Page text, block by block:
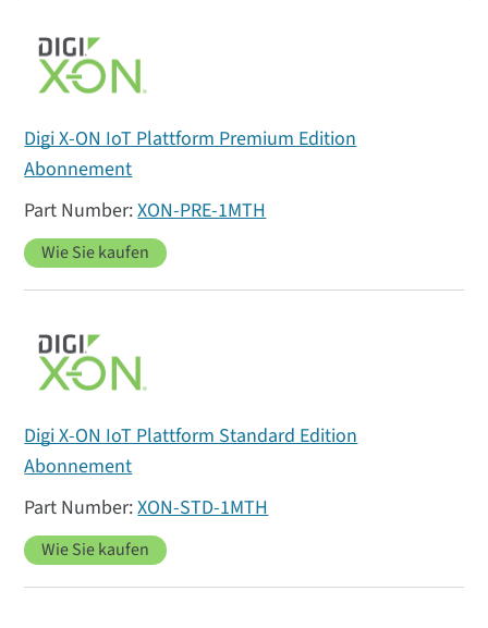
Digi X-ON IoT Plattform Premium Edition
Abonnement
XON-PRE-1MTH
Wie Sie kaufen
Digi X-ON IoT Plattform Standard Edition
Abonnement
XON-STD-1MTH
Wie Sie kaufen